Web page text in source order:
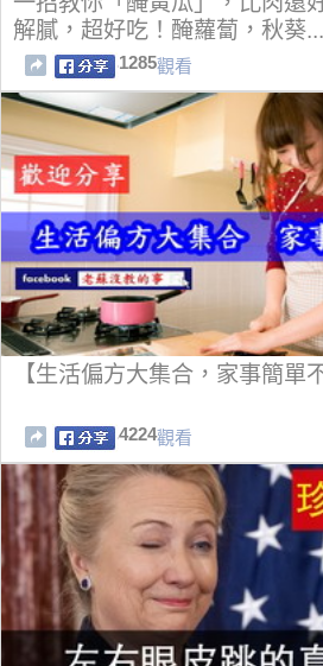
解膩，超好吃！醃蘿蔔，秋葵
1285觀看
【生活偏方大集合，家事簡單
4224觀看